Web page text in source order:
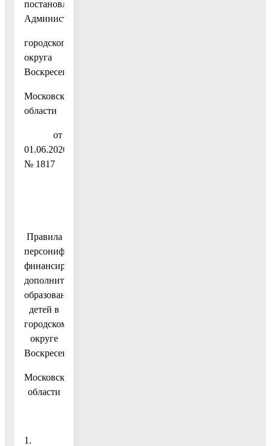
постановлением
Администрации
городского
округа
Воскресенск
Московской
области
от
01.06.2020
№ 1817
Правила
персонифицированного
финансирования
дополнительного
образования
детей в
городском
округе
Воскресенск
Московской
области
1.